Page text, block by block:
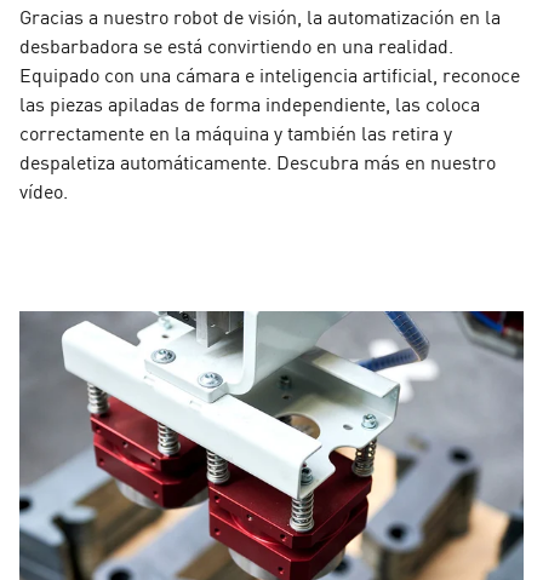
Gracias a nuestro robot de visión, la automatización en la
desbarbadora se está convirtiendo en una realidad.
Equipado con una cámara e inteligencia artificial, reconoce
las piezas apiladas de forma independiente, las coloca
correctamente en la máquina y también las retira y
despaletiza automáticamente. Descubra más en nuestro
vídeo.